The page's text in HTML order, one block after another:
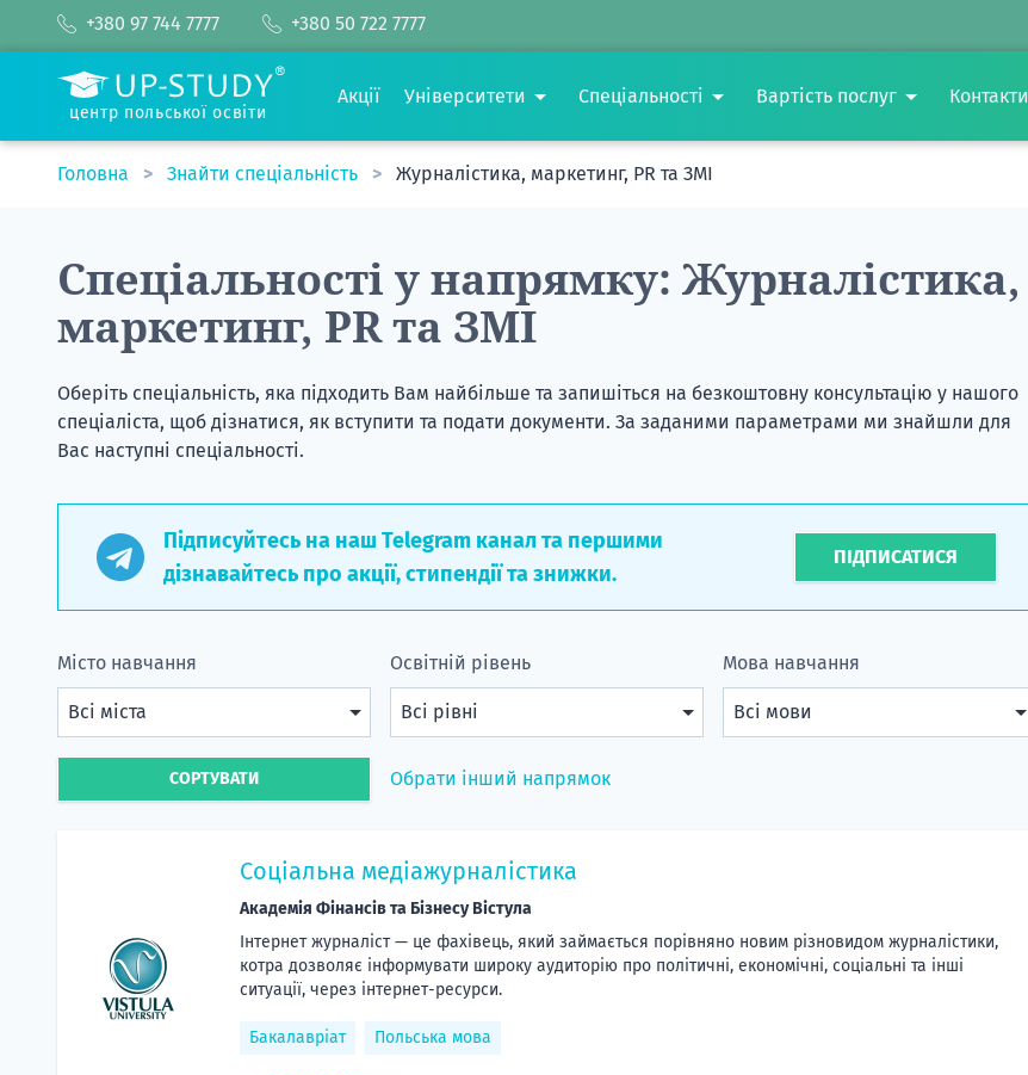
+380 97 744 7777 +380 50 722 7777
центр польської освіти
Акції Університети Спеціальності Вартість послуг Контакти
Головна Знайти спеціальність Журналістика, маркетинг, PR та ЗМІ
Спеціальності у напрямку: Журналістика,
маркетинг, PR та ЗМІ
Оберіть спеціальність, яка підходить Вам найбільше та запишіться на безкоштовну консультацію у нашого
спеціаліста, щоб дізнатися, як вступити та подати документи. За заданими параметрами ми знайшли для
Вас наступні спеціальності.
Підписуйтесь на наш Telegram канал та першими
дізнавайтесь про акції, стипендії та знижки.
ПІДПИСАТИСЯ
Місто навчання Освітній рівень Мова навчання
СОРТУВАТИ Обрати інший напрямок
Соціальна медіажурналістика
Академія Фінансів та Бізнесу Вістула
Інтернет журналіст — це фахівець, який займається порівняно новим різновидом журналістики,
котра дозволяє інформувати широку аудиторію про політичні, економічні, соціальні та інші
ситуації, через інтернет-ресурси.
Бакалавріат Польська мова